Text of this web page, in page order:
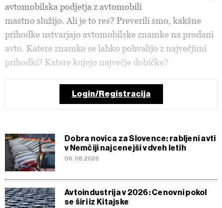
avtomobilska podjetja z avtomobili
mastno služijo. Ali je to res? Preverili smo, kakšne
prihodke ustvarjajo avtomobilske znamke na prodani
avto. Katere znamke se lahko pohvalijo z največjimi
prihodki? Katere kujejo največje dobičke?
Login/Registracija
Dobra novica za Slovence: rabljeni avti
v Nemčiji najcenejši v dveh letih
06.08.2026
Avtoindustrija v 2026: Cenovni pokol
se širi iz Kitajske